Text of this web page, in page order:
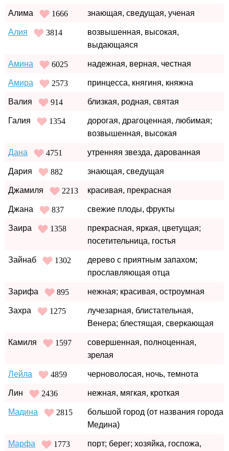
Алима 1666 знающая, сведущая, ученая
Алия 3814
возвышенная, высокая,
выдающаяся
Амина 6025 надежная, верная, честная
Амира 2573 принцесса, княгиня, княжна
Валия 914 близкая, родная, святая
Галия 1354
дорогая, драгоценная, любимая;
возвышенная, высокая
Дана 4751 утренняя звезда, дарованная
Дария 882 знающая, сведущая
Джамиля 2213 красивая, прекрасная
Джана 837 свежие плоды, фрукты
Заира 1358
прекрасная, яркая, цветущая;
посетительница, гостья
Зайнаб 1302
дерево с приятным запахом;
прославляющая отца
Зарифа 895 нежная; красивая, остроумная
Захра 1275
лучезарная, блистательная,
Венера; блестящая, сверкающая
Камиля 1597
совершенная, полноценная,
зрелая
Лейла 4859 черноволосая, ночь, темнота
Лин 2436 нежная, мягкая, кроткая
Мадина 2815
большой город (от названия города
Медина)
Марфа 1773
порт; берег; хозяйка, госпожа,